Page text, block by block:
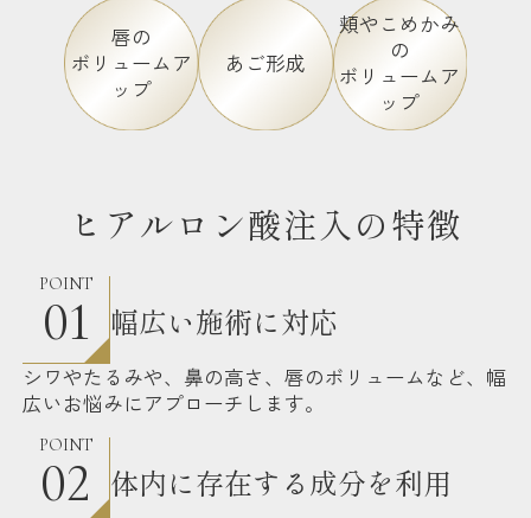
唇の
ボリュームア
ップ
あご形成
頬やこめかみ
の
ボリュームア
ップ
ヒアルロン酸注入の特徴
POINT
01 幅広い施術に対応
シワやたるみや、鼻の高さ、唇のボリュームなど、幅
広いお悩みにアプローチします。
POINT
02 体内に存在する成分を利用